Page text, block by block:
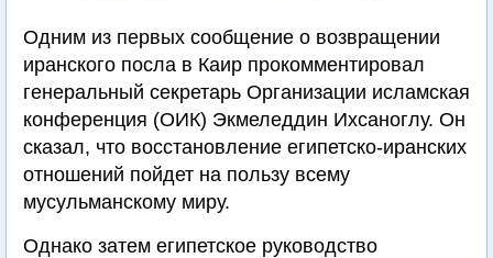
Одним из первых сообщение о возвращении
иранского посла в Каир прокомментировал
генеральный секретарь Организации исламская
конференция (ОИК) Экмеледдин Ихсаноглу. Он
сказал, что восстановление египетско-иранских
отношений пойдет на пользу всему
мусульманскому миру.
Однако затем египетское руководство